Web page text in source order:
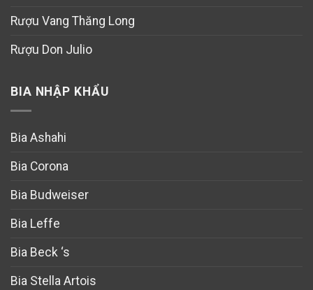
Rượu Vang Thăng Long
Rượu Don Julio
BIA NHẬP KHẨU
Bia Ashahi
Bia Corona
Bia Budweiser
Bia Leffe
Bia Beck ‘s
Bia Stella Artois